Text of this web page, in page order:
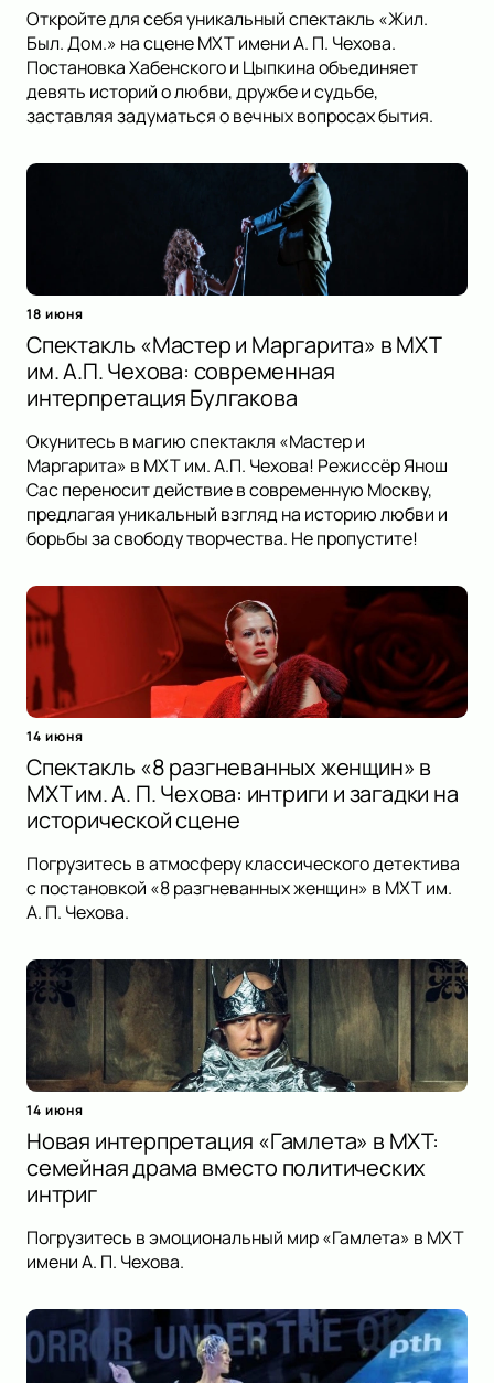
Откройте для себя уникальный спектакль «Жил.
Был. Дом.» на сцене МХТ имени А. П. Чехова.
Постановка Хабенского и Цыпкина объединяет
девять историй о любви, дружбе и судьбе,
заставляя задуматься о вечных вопросах бытия.
18 июня
Спектакль «Мастер и Маргарита» в МХТ
им. А.П. Чехова: современная
интерпретация Булгакова
Окунитесь в магию спектакля «Мастер и
Маргарита» в МХТ им. А.П. Чехова! Режиссёр Янош
Сас переносит действие в современную Москву,
предлагая уникальный взгляд на историю любви и
борьбы за свободу творчества. Не пропустите!
14 июня
Спектакль «8 разгневанных женщин» в
МХТ им. А. П. Чехова: интриги и загадки на
исторической сцене
Погрузитесь в атмосферу классического детектива
с постановкой «8 разгневанных женщин» в МХТ им.
А. П. Чехова.
14 июня
Новая интерпретация «Гамлета» в МХТ:
семейная драма вместо политических
интриг
Погрузитесь в эмоциональный мир «Гамлета» в МХТ
имени А. П. Чехова.